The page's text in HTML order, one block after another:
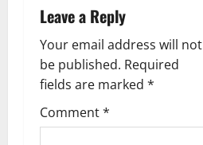
i
g
a
t
Leave a Reply
Your email address will not
be published. Required
fields are marked *
Comment*